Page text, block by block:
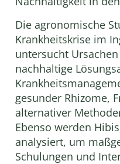
Die agronomische
Krankheitskrise im
untersucht
nachhaltige
gesunder Rhizome,
alternativer
Ebenso werden
analysiert, um
Schulungen und